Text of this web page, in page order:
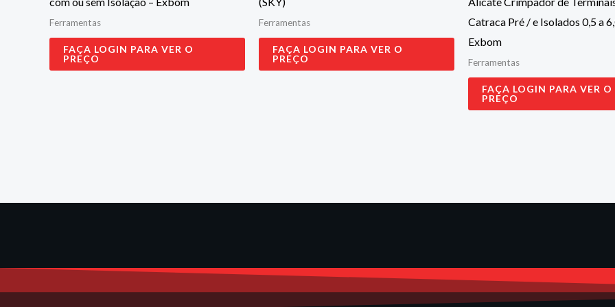
Ferramentas
FAÇA LOGIN PARA VER O
PREÇO
Ferramentas
FAÇA LOGIN PARA VER O
PREÇO
Catraca Pré / e Isolados 0,5 a
Exbom
Ferramentas
FAÇA LOGIN PARA VER O
PREÇO